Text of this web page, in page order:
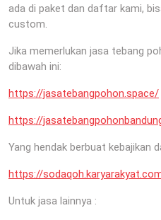
ada di paket dan daftar kami,
custom.
Jika memerlukan jasa tebang
dibawah ini:
https://jasatebangpohon.space/
https://
Yang hendak berbuat kebajikan
https://
Untuk jasa lainnya :